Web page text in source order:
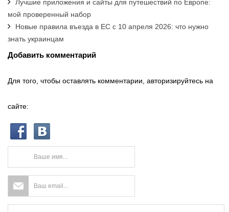
Лучшие приложения и сайты для путешествий по Европе:
мой проверенный набор
Новые правила въезда в ЕС с 10 апреля 2026: что нужно
знать украинцам
Добавить комментарий
Для того, чтобы оставлять комментарии, авторизируйтесь на
сайте: